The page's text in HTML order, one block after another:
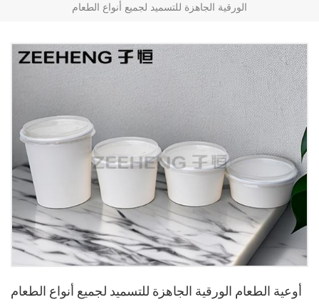
الورقية الجاهزة للتسميد لجميع أنواع الطعام
أوعية الطعام الورقية الجاهزة للتسميد لجميع أنواع الطعام